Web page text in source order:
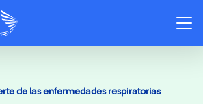
de las enfermedades respiratorias